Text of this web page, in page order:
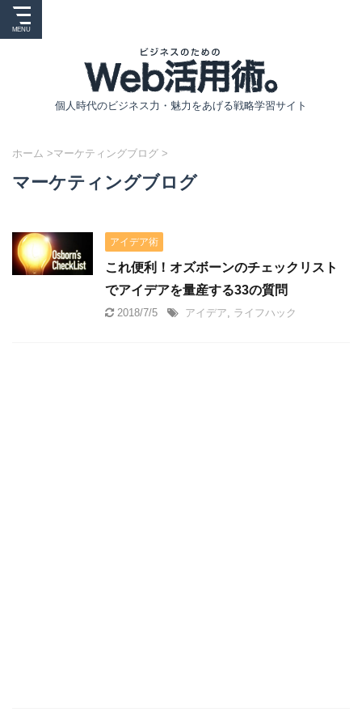
個人時代のビジネス力・魅力をあげる戦略学習サイト
ホーム >マーケティングブログ >
マーケティングブログ
アイデア術
これ便利！オズボーンのチェックリスト
でアイデアを量産する33の質問
2018/7/5 アイデア, ライフハック